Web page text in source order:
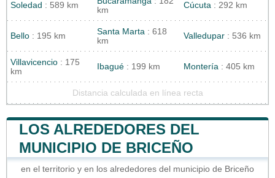
Soledad : 589 km
km
Cúcuta : 292 km
Bello : 195 km Santa Marta : 618
km
Valledupar : 536 km
Villavicencio : 175
km
Ibagué : 199 km Montería : 405 km
Distancia calculada en línea recta
LOS ALREDEDORES DEL
MUNICIPIO DE BRICEÑO
en el territorio y en los alrededores del municipio de Briceño